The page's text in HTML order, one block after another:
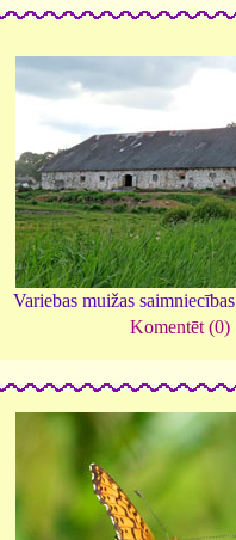
Variebas muižas
Komentēt (0)